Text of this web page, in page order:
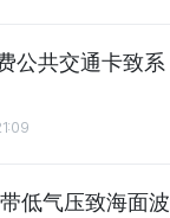
公共交通卡致系
低气压致海面波